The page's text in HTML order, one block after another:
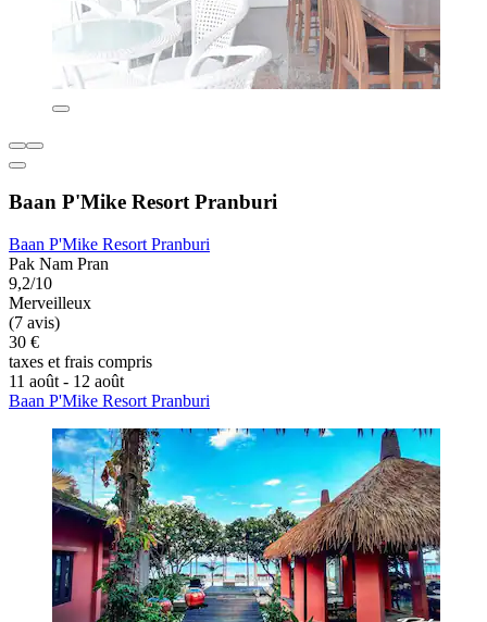
Baan P'Mike Resort Pranburi
Baan P'Mike Resort Pranburi
Pak Nam Pran
9,2/10
Merveilleux
(7 avis)
30 €
taxes et frais compris
11 août - 12 août
Baan P'Mike Resort Pranburi